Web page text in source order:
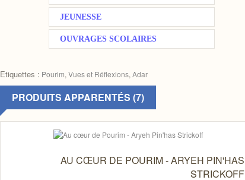
JEUNESSE
OUVRAGES SCOLAIRES
Etiquettes : Pourim, Vues et Réflexions, Adar
PRODUITS APPARENTÉS (7)
AU CŒUR DE POURIM - ARYEH PIN'HAS
STRICKOFF